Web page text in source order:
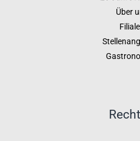
Über